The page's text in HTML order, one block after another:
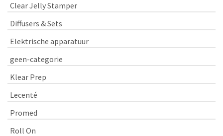
Clear Jelly Stamper
Diffusers & Sets
Elektrische apparatuur
geen-categorie
Klear Prep
Lecenté
Promed
Roll On